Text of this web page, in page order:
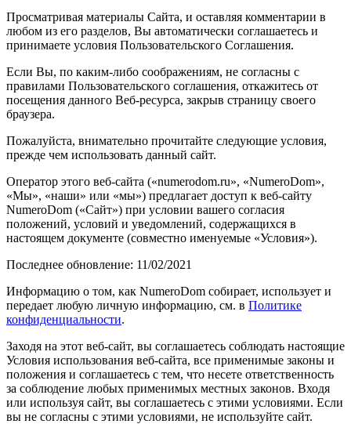
Просматривая материалы Сайта, и оставляя комментарии в
любом из его разделов, Вы автоматически соглашаетесь и
принимаете условия Пользовательского Соглашения.
Если Вы, по каким-либо соображениям, не согласны с
правилами Пользовательского соглашения, откажитесь от
посещения данного Веб-ресурса, закрыв страницу своего
браузера.
Пожалуйста, внимательно прочитайте следующие условия,
прежде чем использовать данный сайт.
Оператор этого веб-сайта («numerodom.ru», «NumeroDom»,
«Мы», «наши» или «мы») предлагает доступ к веб-сайту
NumeroDom («Сайт») при условии вашего согласия
положений, условий и уведомлений, содержащихся в
настоящем документе (совместно именуемые «Условия»).
Последнее обновление: 11/02/2021
Информацию о том, как NumeroDom собирает, использует и
передает любую личную информацию, см. в Политике
конфиденциальности.
Заходя на этот веб-сайт, вы соглашаетесь соблюдать настоящие
Условия использования веб-сайта, все применимые законы и
положения и соглашаетесь с тем, что несете ответственность
за соблюдение любых применимых местных законов. Входя
или используя сайт, вы соглашаетесь с этими условиями. Если
вы не согласны с этими условиями, не используйте сайт.